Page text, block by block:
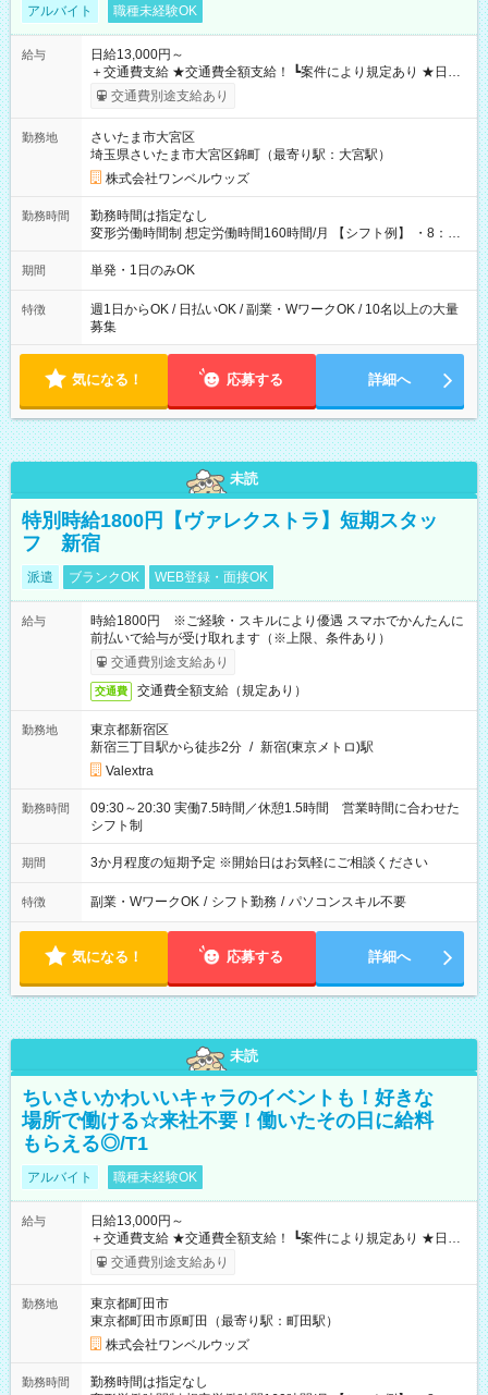
アルバイト 職種未経験OK
給与
日給13,000円～
＋交通費支給 ★交通費全額支給！ ┗案件により規定あり ★日払
いOK！（規定あり） ┗働いたその日に現金GET♪ お仕事後はコ
ンビニATMから 日払い分を引き落とせます！ 【試用期間】試
交通費別途支給あり
勤務地
さいたま市大宮区
埼玉県さいたま市大宮区錦町（最寄り駅：大宮駅）
株式会社ワンベルウッズ
勤務時間
勤務時間は指定なし
変形労働時間制 想定労働時間160時間/月 【シフト例】 ・8：00
～21：00
期間 単発・1日のみOK
特徴
週1日からOK / 日払いOK / 副業・WワークOK / 10名以上の大量
募集
気になる！ 応募する 詳細へ
未読
特別時給1800円【ヴァレクストラ】短期スタッ
フ 新宿
派遣 ブランクOK WEB登録・面接OK
給与
時給1800円 ※ご経験・スキルにより優遇 スマホでかんたんに
前払いで給与が受け取れます（※上限、条件あり）
交通費別途支給あり
交通費 交通費全額支給（規定あり）
勤務地
東京都新宿区
新宿三丁目駅から徒歩2分 / 新宿(東京メトロ)駅
Valextra
勤務時間
09:30～20:30 実働7.5時間／休憩1.5時間 営業時間に合わせた
シフト制
期間 3か月程度の短期予定 ※開始日はお気軽にご相談ください
特徴 副業・WワークOK / シフト勤務 / パソコンスキル不要
気になる！ 応募する 詳細へ
未読
ちいさいかわいいキャラのイベントも！好きな
場所で働ける☆来社不要！働いたその日に給料
もらえる◎/T1
アルバイト 職種未経験OK
給与
日給13,000円～
＋交通費支給 ★交通費全額支給！ ┗案件により規定あり ★日払
いOK！（規定あり） ┗働いたその日に現金GET♪ お仕事後はコ
ンビニATMから 日払い分を引き落とせます！ 【試用期間】試
交通費別途支給あり
勤務地
東京都町田市
東京都町田市原町田（最寄り駅：町田駅）
株式会社ワンベルウッズ
勤務時間
勤務時間は指定なし